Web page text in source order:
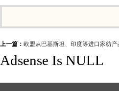
上一篇： 欧盟从巴基斯坦、印度等进口家纺
Adsense Is NULL